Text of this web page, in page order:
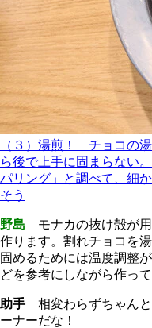
（３）湯煎！ チョコの
ら後で上手に固まらない
パリング」と調べて、細
そう
野島 モナカの抜け殻が
作ります。割れチョコを
固めるためには温度調整
どを参考にしながら作っ
助手 相変わらずちゃん
ーナーだな！